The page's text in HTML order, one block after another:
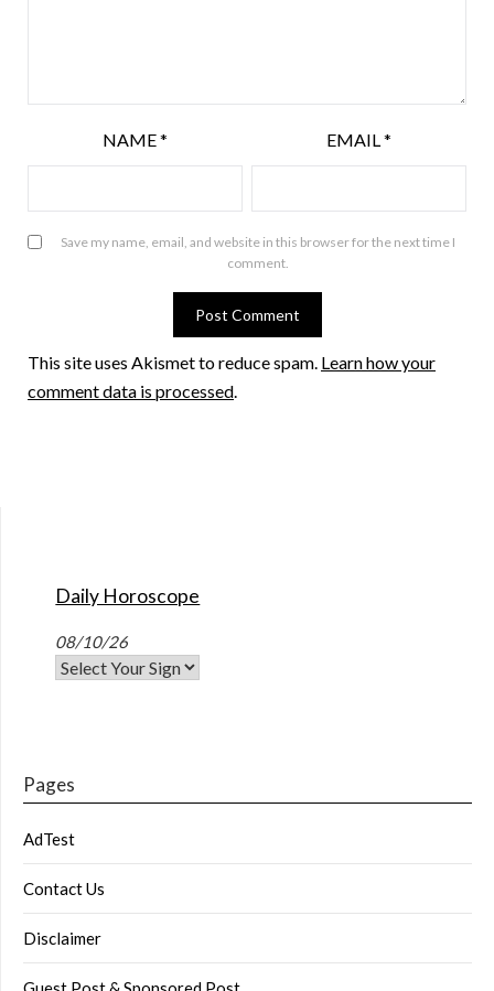
NAME* EMAIL*
Save my name, email, and website in this browser for the next time I
comment.
This site uses Akismet to reduce spam. Learn how your
comment data is processed.
Daily Horoscope
08/10/26
Pages
AdTest
Contact Us
Disclaimer